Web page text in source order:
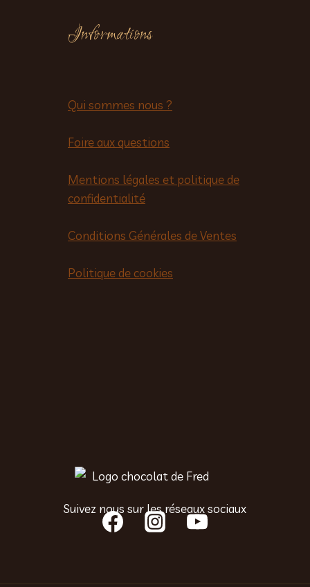
Informations
Qui sommes nous ?
Foire aux questions
Mentions légales et politique de
confidentialité
Conditions Générales de Ventes
Politique de cookies
Suivez nous sur les réseaux sociaux